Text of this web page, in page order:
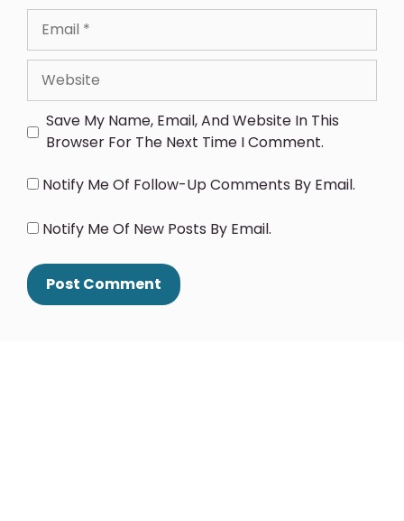
Save My Name, Email, And Website In This
Browser For The Next Time I Comment.
Notify Me Of Follow-Up Comments By Email.
Notify Me Of New Posts By Email.